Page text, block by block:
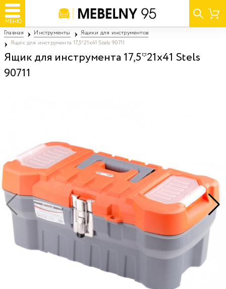
МЕНЮ
Главная Инструменты
Ящики для инструментов
Ящик для инструмента 17,5*21х41 Stels 90711
Ящик для инструмента 17,5*21х41 Stels
90711